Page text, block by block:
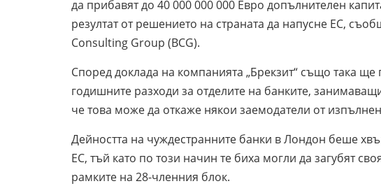
да прибавят до 40 000 000 000 Евро допълнителен
резултат от решението на страната да напусне ЕС,
Consulting Group (BCG).
Според доклада на компанията „Брекзит“ също така ще
годишните разходи за отделите на банките,
че това може да откаже някои заемодатели от
Дейността на чуждестранните банки в Лондон беше
ЕС, тъй като по този начин те биха могли да загубят
рамките на 28-членния блок.